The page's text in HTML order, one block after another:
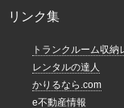
リンク集
トランクルーム収納
レンタルの達人
かりるなら.com
e不動産情報